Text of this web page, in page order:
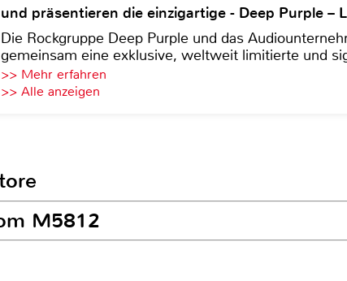
und präsentieren die einzigartige - Deep Purple –
Die Rockgruppe Deep Purple und das
gemeinsam eine exklusive, weltweit limitierte und
>> Mehr erfahren
>> Alle anzeigen
M5812